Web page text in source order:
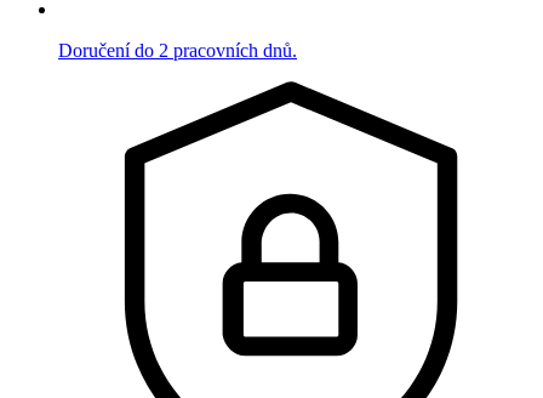
Doručení do 2 pracovních dnů.